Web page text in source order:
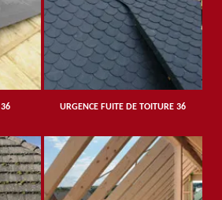
36 URGENCE FUITE DE TOITURE 36